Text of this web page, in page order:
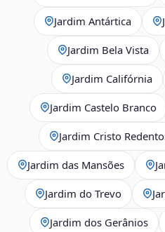
Jardim Antártica
Jardim Bela Vista
Jardim Califórnia
Jardim Castelo Branco
Jardim Cristo
Jardim das Mansões
Jardim do Trevo
Jardim dos Gerânios